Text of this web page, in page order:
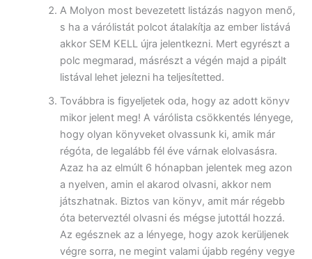
A Molyon most bevezetett listázás nagyon menő,
s ha a várólistát polcot átalakítja az ember listává
akkor SEM KELL újra jelentkezni. Mert egyrészt a
polc megmarad, másrészt a végén majd a pipált
listával lehet jelezni ha teljesítetted.
Továbbra is figyeljetek oda, hogy az adott könyv
mikor jelent meg! A várólista csökkentés lényege,
hogy olyan könyveket olvassunk ki, amik már
régóta, de legalább fél éve várnak elolvasásra.
Azaz ha az elmúlt 6 hónapban jelentek meg azon
a nyelven, amin el akarod olvasni, akkor nem
játszhatnak. Biztos van könyv, amit már régebb
óta beterveztél olvasni és mégse jutottál hozzá.
Az egésznek az a lényege, hogy azok kerüljenek
végre sorra, ne megint valami újabb regény vegye